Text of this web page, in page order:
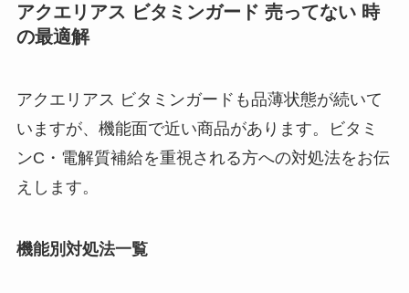
アクエリアス ビタミンガード 売ってない 時
の最適解
アクエリアス ビタミンガードも品薄状態が続いて
いますが、機能面で近い商品があります。ビタミ
ンC・電解質補給を重視される方への対処法をお伝
えします。
機能別対処法一覧